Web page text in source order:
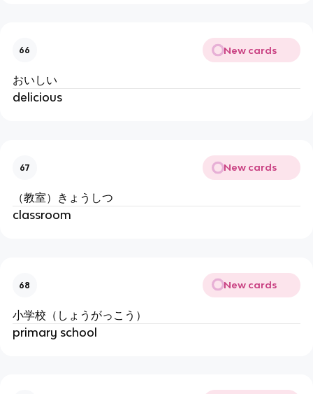
66 New cards
おいしい
delicious
67 New cards
（教室）きょうしつ
classroom
68 New cards
小学校（しょうがっこう）
primary school